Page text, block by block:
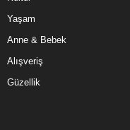
Yaşam
Anne & Bebek
Alışveriş
Güzellik